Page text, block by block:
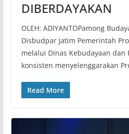
DIBERDAYAKAN
OLEH: ADIYANTOPamong
Disbudpar Jatim Pemerintah
melalui Dinas Kebudayaan dan
konsisten menyelenggarakan
Read More